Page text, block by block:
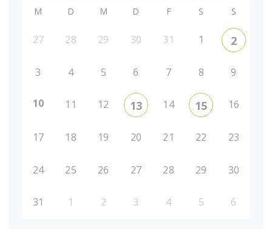
M D M D F S S
27 28 29 30 31 1 2
3 4 5 6 7 8 9
10 11 12 13 14 15 16
17 18 19 20 21 22 23
24 25 26 27 28 29 30
31 1 2 3 4 5 6